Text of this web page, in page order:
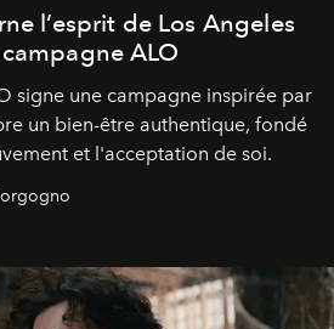
l’esprit de Los Angeles
ALO
signe une campagne inspirée par
un bien-être authentique, fondé
et l'acceptation de soi.